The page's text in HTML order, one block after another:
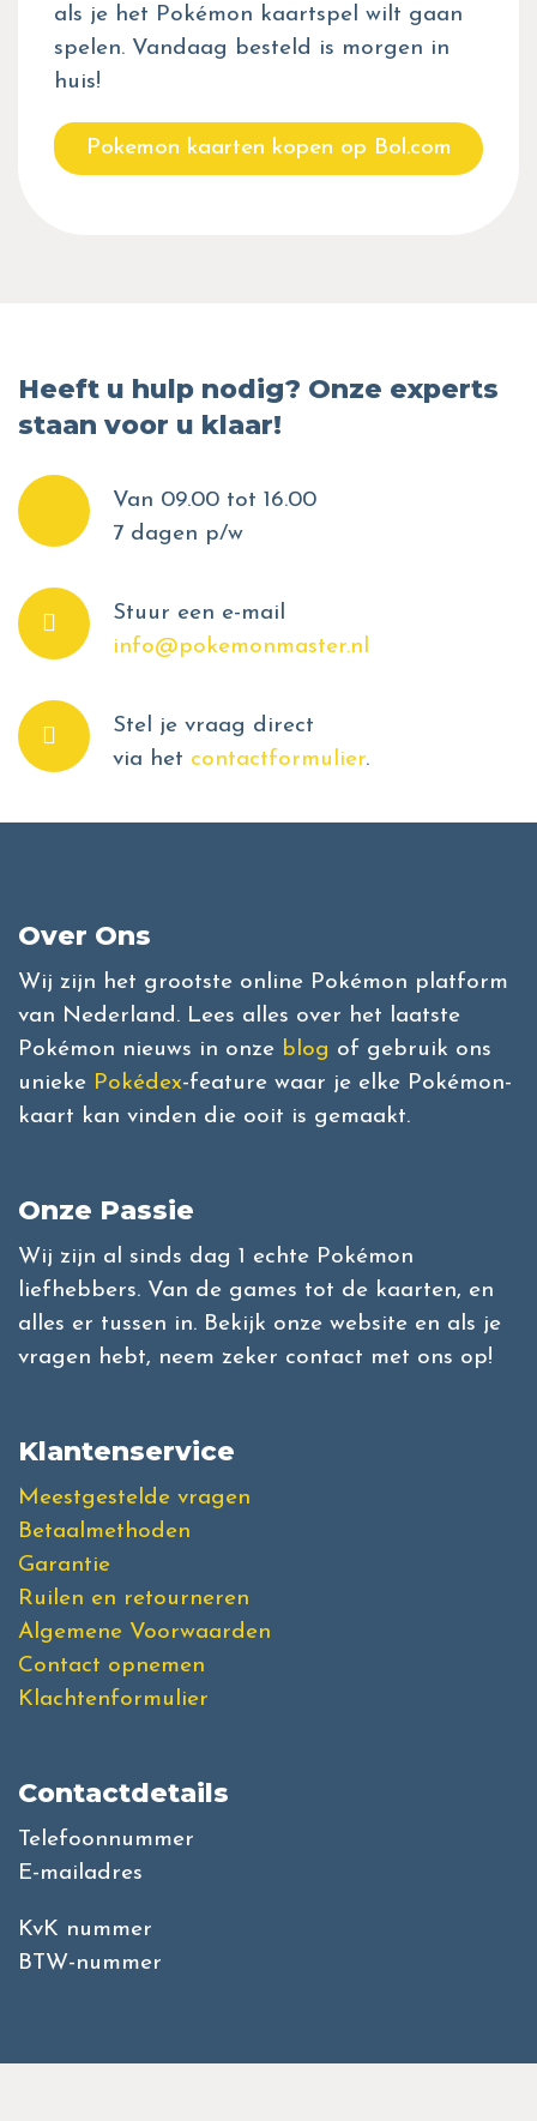
als je het Pokémon kaartspel wilt gaan
spelen. Vandaag besteld is morgen in
huis!
Pokemon kaarten kopen op Bol.com
Heeft u hulp nodig? Onze experts
staan voor u klaar!
Van 09.00 tot 16.00
7 dagen p/w
Stuur een e-mail
info@pokemonmaster.nl
Stel je vraag direct
via het contactformulier.
Over Ons
Wij zijn het grootste online Pokémon platform
van Nederland. Lees alles over het laatste
Pokémon nieuws in onze blog of gebruik ons
unieke Pokédex-feature waar je elke Pokémon-
kaart kan vinden die ooit is gemaakt.
Onze Passie
Wij zijn al sinds dag 1 echte Pokémon
liefhebbers. Van de games tot de kaarten, en
alles er tussen in. Bekijk onze website en als je
vragen hebt, neem zeker contact met ons op!
Klantenservice
Meestgestelde vragen
Betaalmethoden
Garantie
Ruilen en retourneren
Algemene Voorwaarden
Contact opnemen
Klachtenformulier
Contactdetails
Telefoonnummer
E-mailadres
KvK nummer
BTW-nummer